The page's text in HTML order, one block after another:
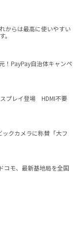
からは最高に使いやすい
。
！PayPay自治体キャンペ
プレイ登場 HDMI不要
クカメラに称賛「大フ
コモ、最新基地局を全国